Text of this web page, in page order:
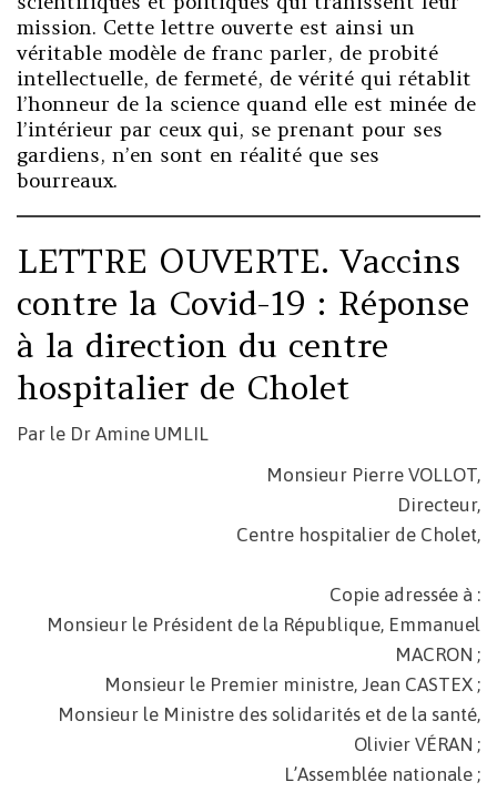
mission. Cette lettre ouverte est ainsi un
véritable modèle de franc parler, de probité
intellectuelle, de fermeté, de vérité qui rétablit
l’honneur de la science quand elle est minée de
l’intérieur par ceux qui, se prenant pour ses
gardiens, n’en sont en réalité que ses
bourreaux.
LETTRE OUVERTE. Vaccins
contre la Covid-19 : Réponse
à la direction du centre
hospitalier de Cholet
Par le Dr Amine UMLIL
Monsieur Pierre VOLLOT,
Directeur,
Centre hospitalier de Cholet,
Copie adressée à :
Monsieur le Président de la République, Emmanuel
MACRON ;
Monsieur le Premier ministre, Jean CASTEX ;
Monsieur le Ministre des solidarités et de la santé,
Olivier VÉRAN ;
L’Assemblée nationale ;